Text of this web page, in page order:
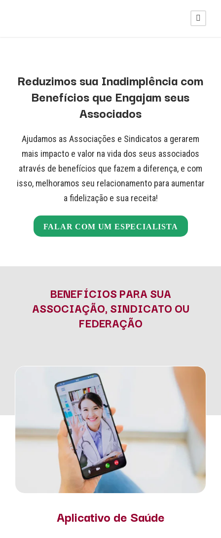
Reduzimos sua Inadimplência com
Benefícios que Engajam seus
Associados
Ajudamos as Associações e Sindicatos a gerarem
mais impacto e valor na vida dos seus associados
através de benefícios que fazem a diferença, e com
isso, melhoramos seu relacionamento para aumentar
a fidelização e sua receita!
FALAR COM UM ESPECIALISTA
BENEFÍCIOS PARA SUA
ASSOCIAÇÃO, SINDICATO OU
FEDERAÇÃO
Aplicativo de Saúde